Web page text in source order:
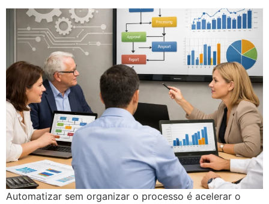
Automatizar sem organizar o processo é acelerar o